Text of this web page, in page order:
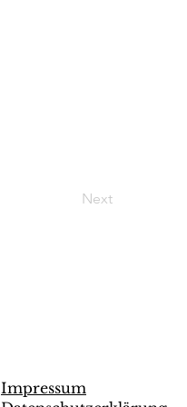
Next
Impressum